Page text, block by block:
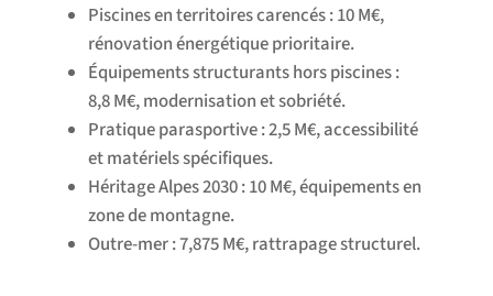
Piscines en territoires carencés : 10 M€,
rénovation énergétique prioritaire.
Équipements structurants hors piscines :
8,8 M€, modernisation et sobriété.
Pratique parasportive : 2,5 M€, accessibilité
et matériels spécifiques.
Héritage Alpes 2030 : 10 M€, équipements en
zone de montagne.
Outre-mer : 7,875 M€, rattrapage structurel.